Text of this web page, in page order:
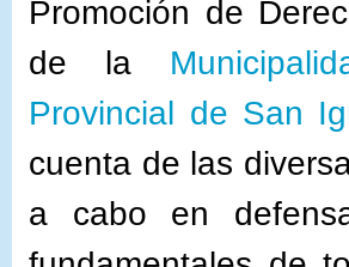
Promoción de
de la
Provincial de San
cuenta de las
a cabo en